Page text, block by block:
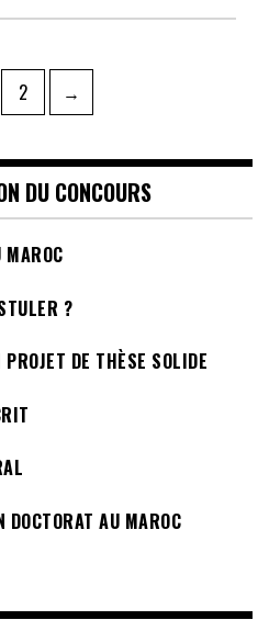
Page
2 →
DU CONCOURS
MAROC
?
PROJET DE THÈSE SOLIDE
DOCTORAT AU MAROC